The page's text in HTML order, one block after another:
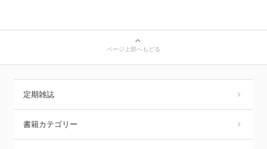
ページ上部へもどる
定期雑誌
書籍カテゴリー